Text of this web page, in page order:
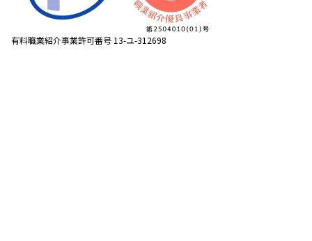
有料職業紹介事業許可番号 13-ユ-312698